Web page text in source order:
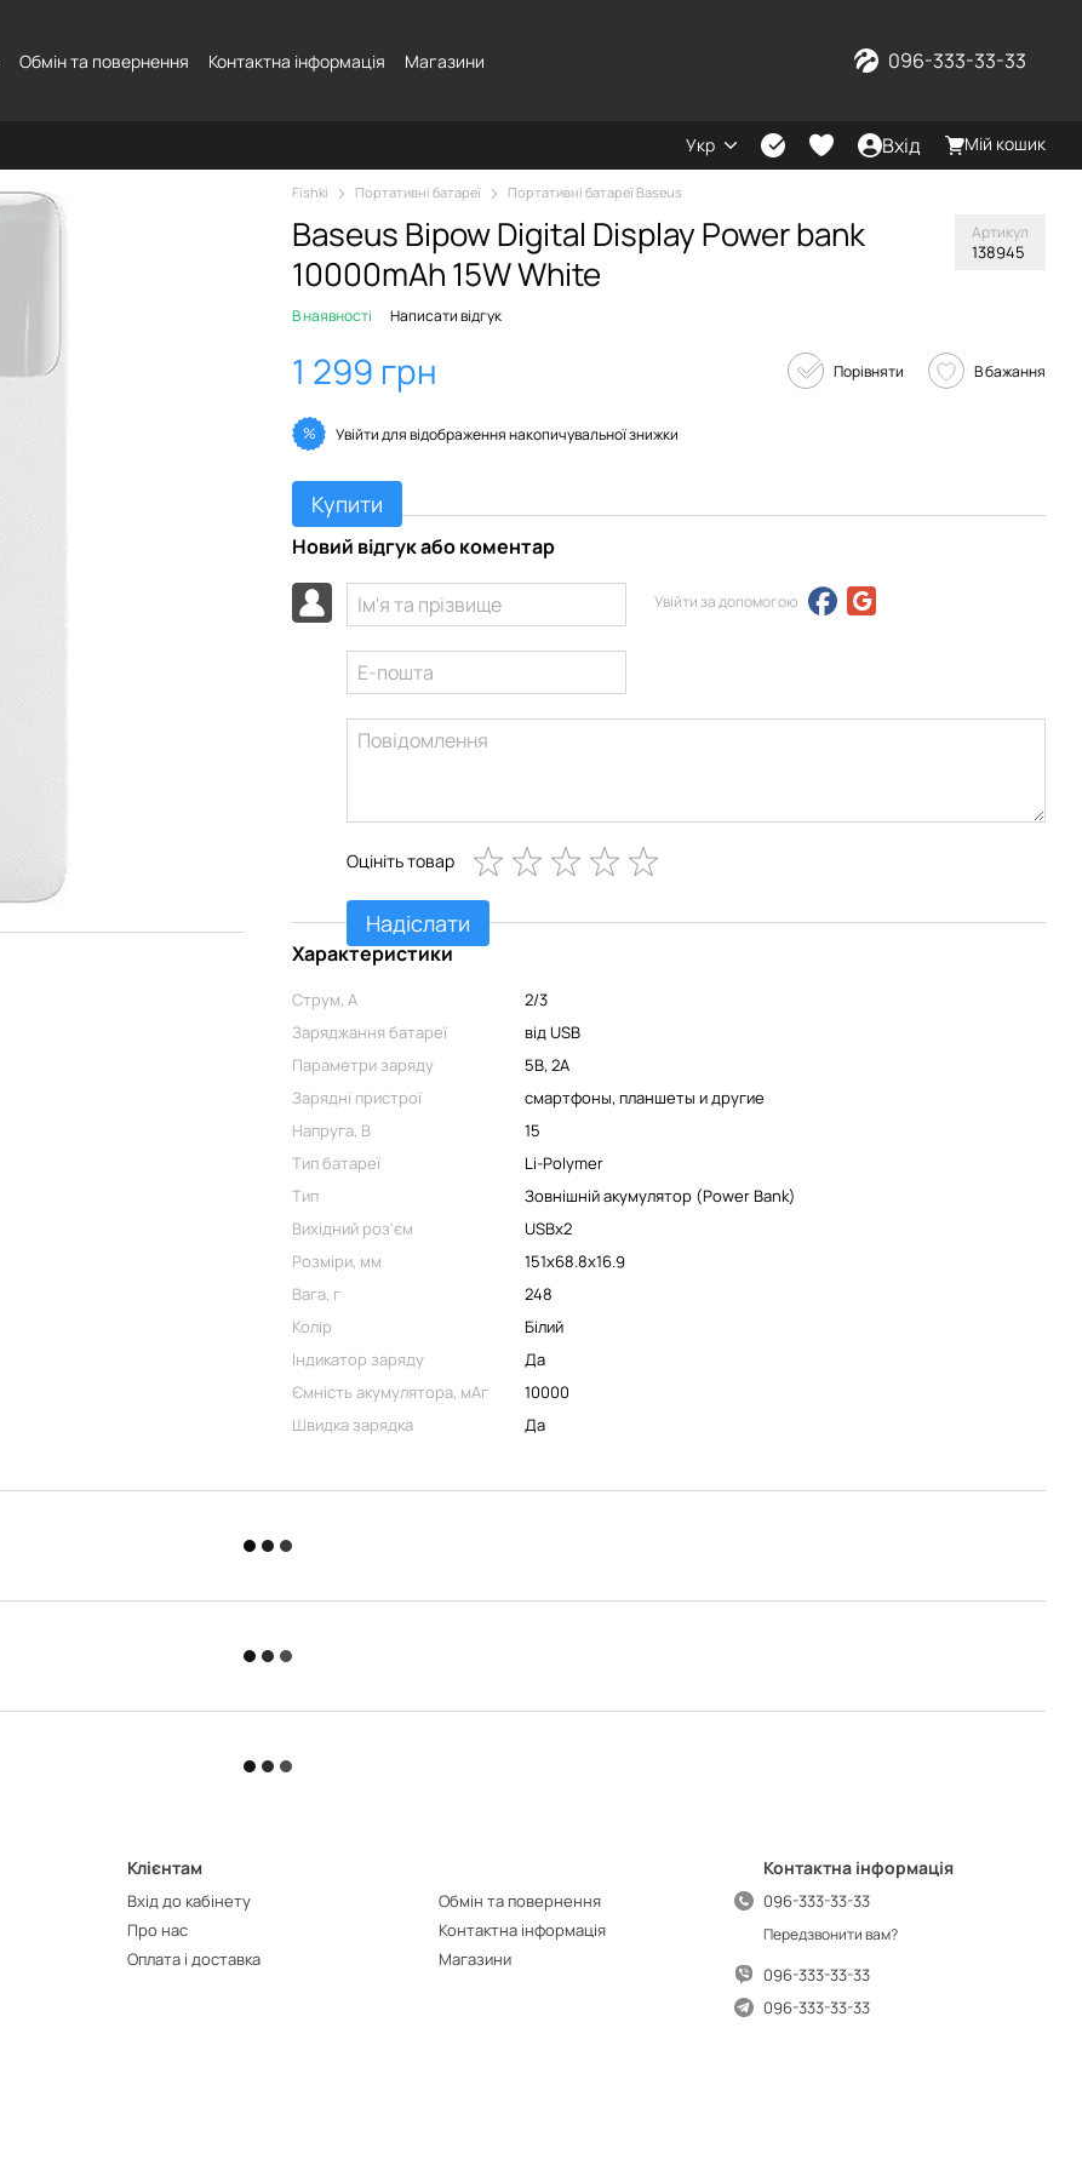
Обмін та повернення Контактна інформація Магазини 096-333-33-33
Укр Вхід Мій кошик
Fishki Портативні батареї Портативні батареї Baseus
Baseus Bipow Digital Display Power bank
10000mAh 15W White
Артикул
138945
В наявності Написати відгук
1 299 грн Порівняти В бажання
% Увійтидля відображення накопичувальної знижки
Купити
Новий відгук або коментар
Увійти за допомогою
Оцініть товар
Надіслати
Характеристики
Струм, А
2/3
Заряджання батареї
від USB
Параметри заряду
5В, 2А
Зарядні пристрої
смартфоны, планшеты и другие
Напруга, В
15
Тип батареї
Li-Polymer
Тип
Зовнішній акумулятор (Power Bank)
Вихідний роз'єм
USBx2
Розміри, мм
151x68.8x16.9
Вага, г
248
Колір
Білий
Індикатор заряду
Да
Ємність акумулятора, мАг
10000
Швидка зарядка
Да
Клієнтам
Вхід до кабінету
Про нас
Оплата і доставка
Обмін та повернення
Контактна інформація
Магазини
Контактна інформація
096-333-33-33
Передзвонити вам?
096-333-33-33
096-333-33-33